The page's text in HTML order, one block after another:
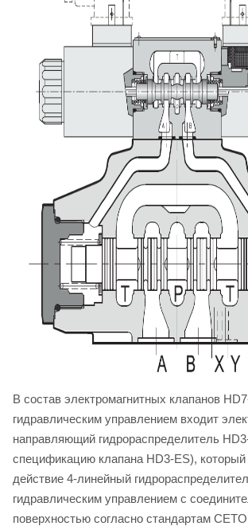
В состав электромагнитных клапанов
гидравлическим управлением входит
направляющий гидрораспределитель
спецификацию клапана HD3-ES), который
действие 4-линейный
гидравлическим управлением с
поверхностью согласно стандартам